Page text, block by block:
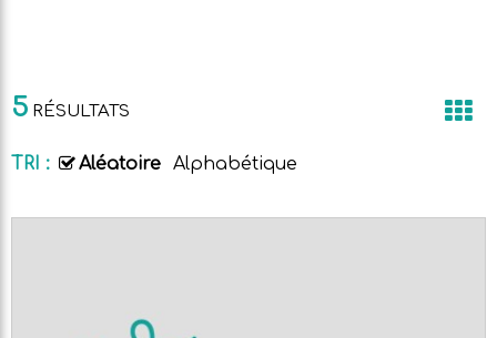
5 RÉSULTATS
TRI : Aléatoire Alphabétique